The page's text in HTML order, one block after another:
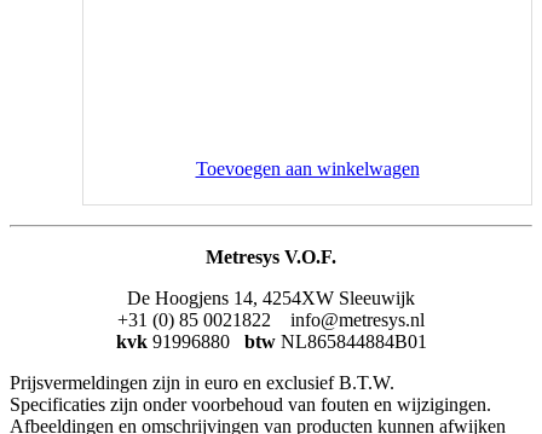
Toevoegen aan winkelwagen
Metresys V.O.F.
De Hoogjens 14, 4254XW Sleeuwijk
+31 (0) 85 0021822 info@metresys.nl
kvk 91996880 btw NL865844884B01
Prijsvermeldingen zijn in euro en exclusief B.T.W.
Specificaties zijn onder voorbehoud van fouten en wijzigingen.
Afbeeldingen en omschrijvingen van producten kunnen afwijken